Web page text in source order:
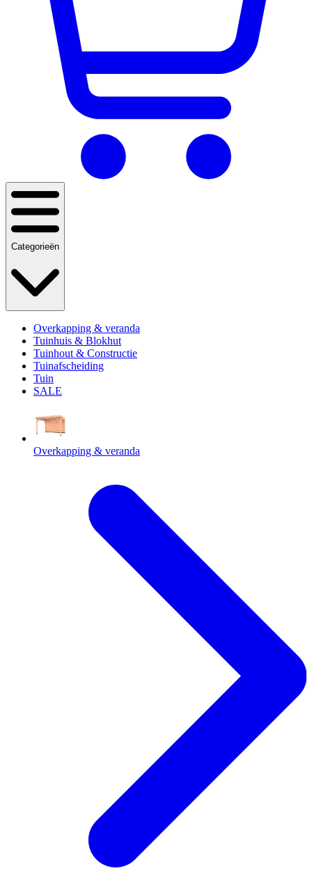
Categorieën
Overkapping & veranda
Tuinhuis & Blokhut
Tuinhout & Constructie
Tuinafscheiding
Tuin
SALE
Overkapping & veranda